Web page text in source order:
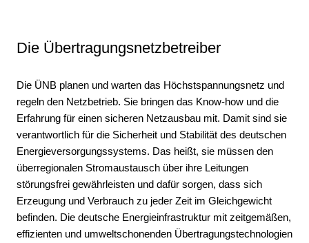
Die Übertragungsnetzbetreiber
Die ÜNB planen und warten das Höchstspannungsnetz und
regeln den Netzbetrieb. Sie bringen das Know-how und die
Erfahrung für einen sicheren Netzausbau mit. Damit sind sie
verantwortlich für die Sicherheit und Stabilität des deutschen
Energieversorgungssystems. Das heißt, sie müssen den
überregionalen Stromaustausch über ihre Leitungen
störungsfrei gewährleisten und dafür sorgen, dass sich
Erzeugung und Verbrauch zu jeder Zeit im Gleichgewicht
befinden. Die deutsche Energieinfrastruktur mit zeitgemäßen,
effizienten und umweltschonenden Übertragungstechnologien